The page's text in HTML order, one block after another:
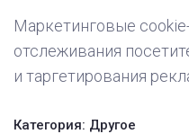
Маркетинговые
отслеживания
и таргетирования
Категория: Другое